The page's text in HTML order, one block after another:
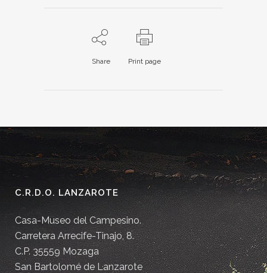
Share Print page
C.R.D.O. LANZAROTE
Casa-Museo del Campesino.
Carretera Arrecife-Tinajo, 8.
C.P. 35559 Mozaga
San Bartolomé de Lanzarote